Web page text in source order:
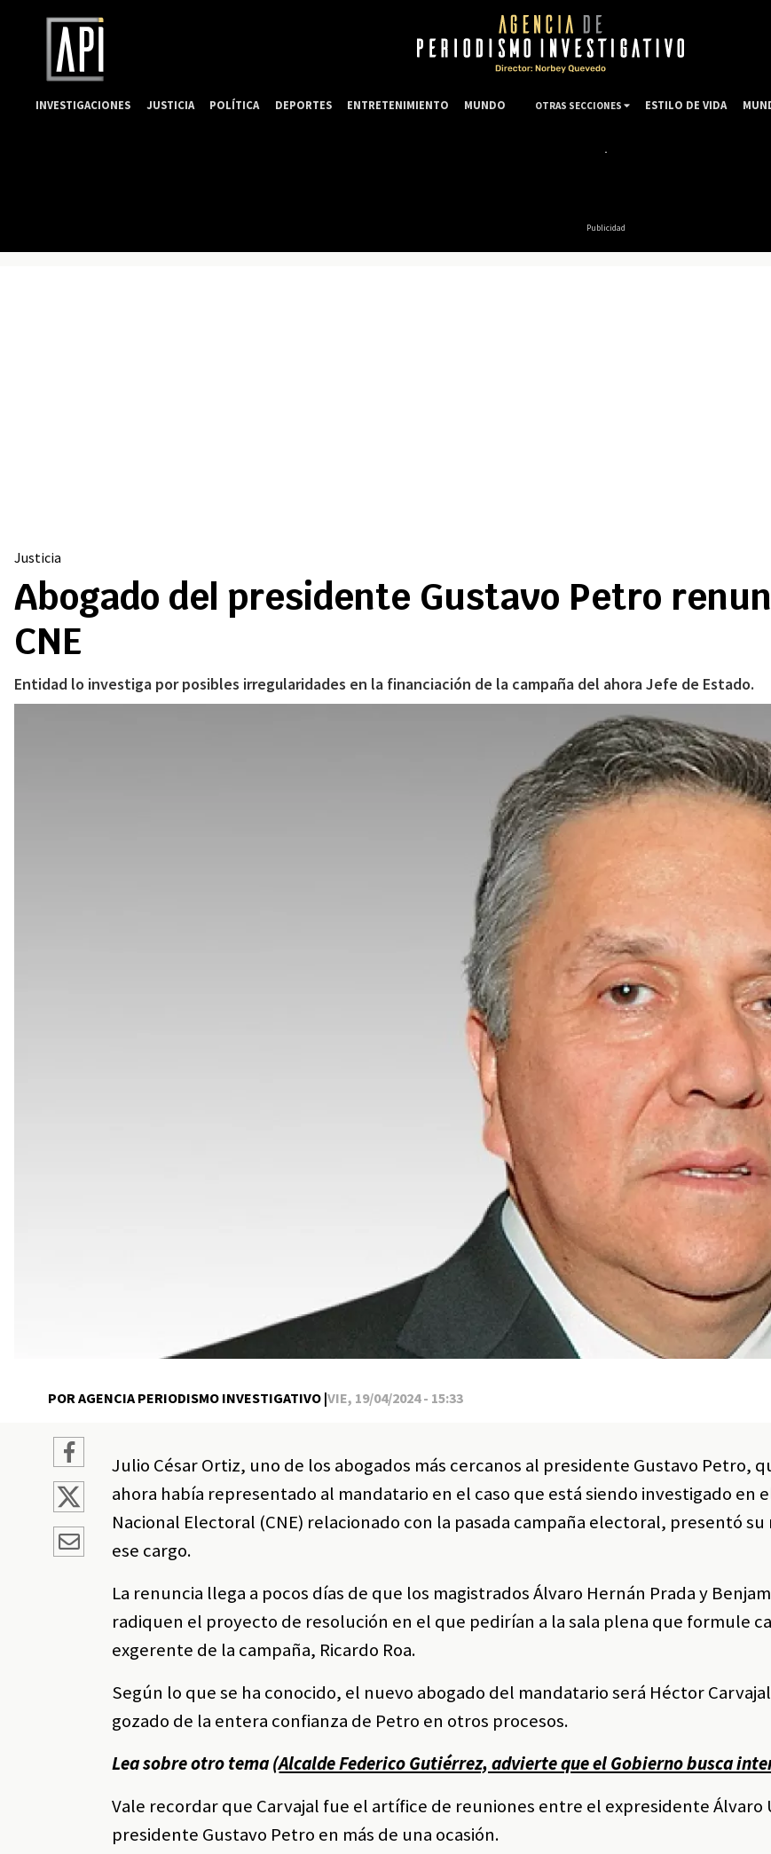
Publicidad
Justicia
Abogado del presidente Gustavo Petro
CNE
Entidad lo investiga por posibles irregularidades en la financiación de la campaña del ahora Jefe de Estado.
POR AGENCIA PERIODISMO INVESTIGATIVO |VIE, 19/04/2024 - 15:33
Julio César Ortiz, uno de los abogados más cercanos al presidente Gustavo Petro,
ahora había representado al mandatario en el caso que está siendo investigado en
Nacional Electoral (CNE) relacionado con la pasada campaña electoral, presentó su
ese cargo.
La renuncia llega a pocos días de que los magistrados Álvaro Hernán Prada y
radiquen el proyecto de resolución en el que pedirían a la sala plena que formule
exgerente de la campaña, Ricardo Roa.
Según lo que se ha conocido, el nuevo abogado del mandatario será Héctor
gozado de la entera confianza de Petro en otros procesos.
Lea sobre otro tema (Alcalde Federico Gutiérrez, advierte que el Gobierno busca
Vale recordar que Carvajal fue el artífice de reuniones entre el expresidente Álvaro
presidente Gustavo Petro en más de una ocasión.
INVESTIGACIONES JUSTICIA POLÍTICA DEPORTES ENTRETENIMIENTO MUNDO OTRAS SECCIONES ESTILO DE VIDA